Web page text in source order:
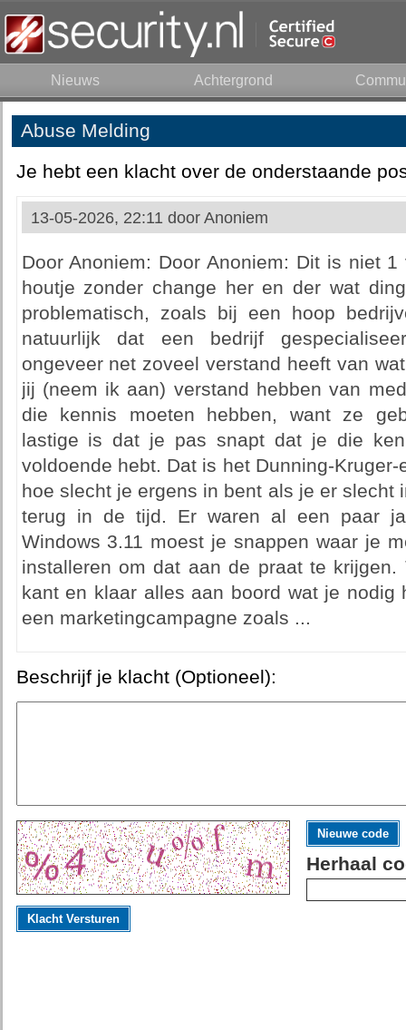
Nieuws Achtergrond
Abuse Melding
Je hebt een klacht over de onderstaande
13-05-2026, 22:11 door Anoniem
Door Anoniem: Door Anoniem: Dit is niet
houtje zonder change her en der wat
problematisch, zoals bij een hoop
natuurlijk dat een bedrijf
ongeveer net zoveel verstand heeft van
jij (neem ik aan) verstand hebben van
die kennis moeten hebben, want ze
lastige is dat je pas snapt dat je die
voldoende hebt. Dat is het Dunning-
hoe slecht je ergens in bent als je er slecht
terug in de tijd. Er waren al een paar
Windows 3.11 moest je snappen waar je
installeren om dat aan de praat te
kant en klaar alles aan boord wat je nodig
een marketingcampagne zoals ...
Beschrijf je klacht (Optioneel):
Nieuwe code
Herhaal
Klacht Versturen